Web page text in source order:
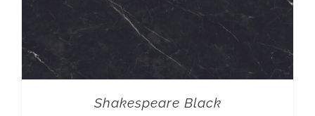
Shakespeare Black